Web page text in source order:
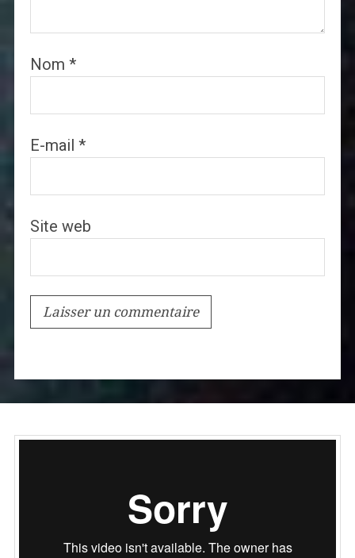
Nom *
E-mail *
Site web